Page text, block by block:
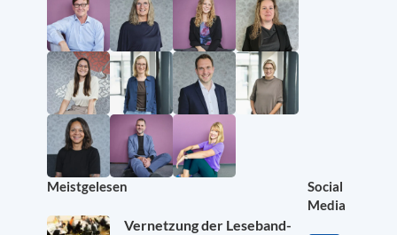
Meistgelesen
Vernetzung der Leseband-
Social
Media